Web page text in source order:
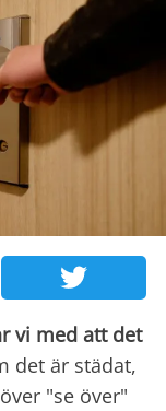
vi med att det
det är städat,
"se över"